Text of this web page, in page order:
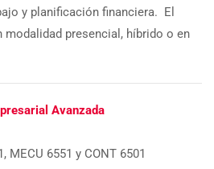
y planificación financiera. El
modalidad presencial, híbrido o en
Avanzada
MECU 6551 y CONT 6501